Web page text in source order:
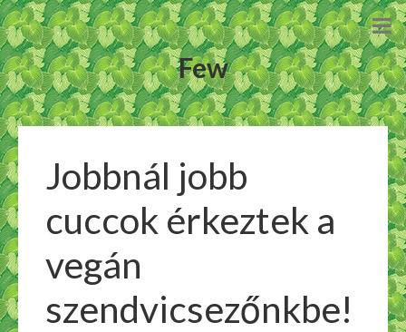
Few
Jobbnál jobb
cuccok érkeztek a
vegán
szendvicsezőnkbe!